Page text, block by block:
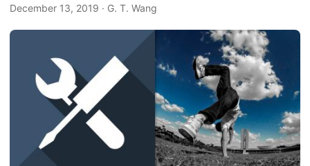
December 13, 2019 · G. T. Wang